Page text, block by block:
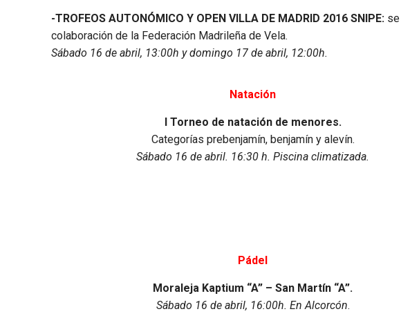
-TROFEOS AUTONÓMICO Y OPEN VILLA DE MADRID 2016 SNIPE:
colaboración de la Federación Madrileña de Vela.
Sábado 16 de abril, 13:00h y domingo 17 de abril, 12:00h.
Natación
I Torneo de natación de menores.
Categorías prebenjamín, benjamín y alevín.
Sábado 16 de abril. 16:30 h. Piscina climatizada.
Pádel
Moraleja Kaptium “A” – San Martín “A”.
Sábado 16 de abril, 16:00h. En Alcorcón.